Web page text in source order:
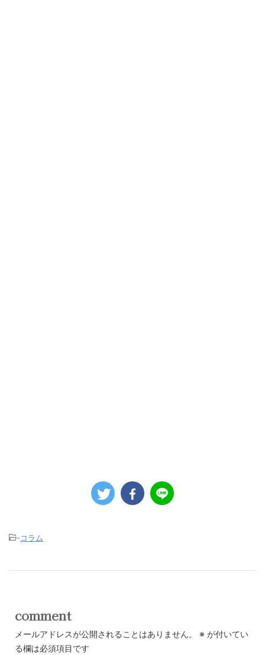
-コラム
comment
メールアドレスが公開されることはありません。 ※ が付いてい
る欄は必須項目です